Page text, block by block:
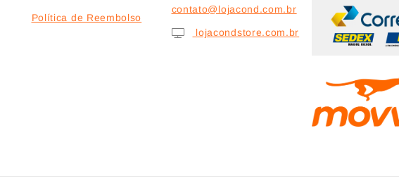
Política de Reembolso
contato@lojacond.com.br
lojacondstore.com.br